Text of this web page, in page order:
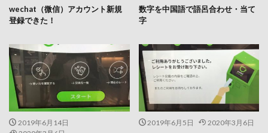
wechat（微信）アカウント新規
登録できた！
数字を中国語で語呂合わせ・当て
字
2019年6月14日
2019年6月5日 2020年3月6日